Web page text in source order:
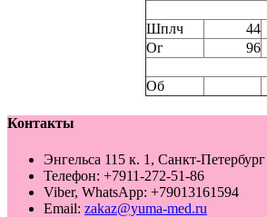
Шплч
44
Ог
96
Об
Контакты
Энгельса 115 к. 1, Санкт-Петербург
Телефон: +7911-272-51-86
Viber, WhatsApp: +79013161594
Email: zakaz@yuma-med.ru